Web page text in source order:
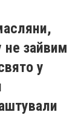
не зайвим
у